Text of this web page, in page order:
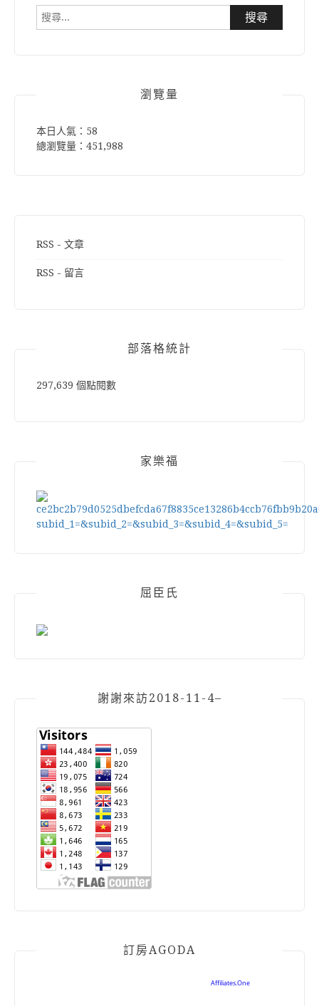
搜
尋
瀏覽量
本日人氣：58
總瀏覽量：451,988
RSS - 文章
RSS - 留言
部落格統計
297,639 個點閱數
家樂福
屈臣氏
謝謝來訪2018-11-4–
訂房AGODA